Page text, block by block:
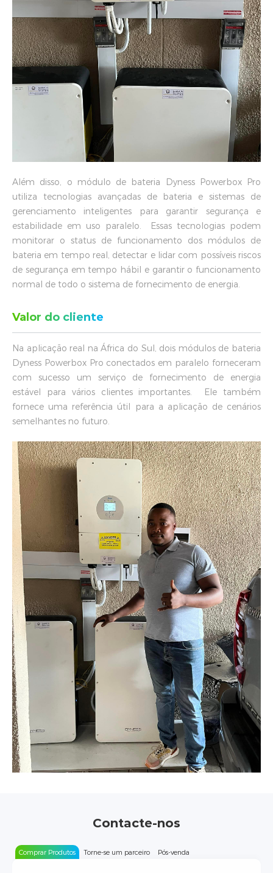
Além disso, o módulo de bateria Dyness Powerbox Pro
utiliza tecnologias avançadas de bateria e sistemas de
gerenciamento inteligentes para garantir segurança e
estabilidade em uso paralelo. Essas tecnologias podem
monitorar o status de funcionamento dos módulos de
bateria em tempo real, detectar e lidar com possíveis riscos
de segurança em tempo hábil e garantir o funcionamento
normal de todo o sistema de fornecimento de energia.
Valor do cliente
Na aplicação real na África do Sul, dois módulos de bateria
Dyness Powerbox Pro conectados em paralelo forneceram
com sucesso um serviço de fornecimento de energia
estável para vários clientes importantes. Ele também
fornece uma referência útil para a aplicação de cenários
semelhantes no futuro.
Contacte-nos
Comprar Produtos Torne-se um parceiro Pós-venda